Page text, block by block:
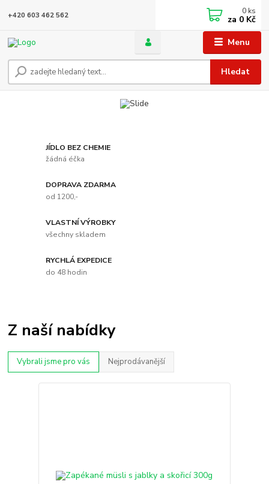
Menu
Hledat
+420 603 462 562 0 ks
za 0 Kč
JÍDLO BEZ CHEMIE
žádná éčka
DOPRAVA ZDARMA
od 1200,-
VLASTNÍ VÝROBKY
všechny skladem
RYCHLÁ EXPEDICE
do 48 hodin
Z naší nabídky
Vybrali jsme pro vás Nejprodávanější